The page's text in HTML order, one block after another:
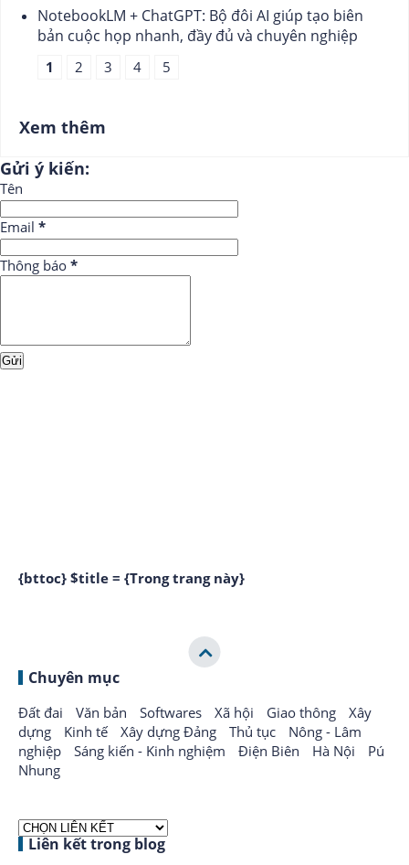
NotebookLM + ChatGPT: Bộ đôi AI giúp tạo biên
bản cuộc họp nhanh, đầy đủ và chuyên nghiệp
1 2 3 4 5
Xem thêm
Gửi ý kiến:
Tên
Email *
Thông báo *
{bttoc} $title = {Trong trang này}
Chuyên mục
Đất đai Văn bản Softwares Xã hội Giao thông
Xây
dựng
Kinh tế Xây dựng Đảng Thủ tục
Nông - Lâm
nghiệp
Sáng kiến - Kinh nghiệm Điện Biên Hà Nội
Pú
Nhung
Liên kết trong blog